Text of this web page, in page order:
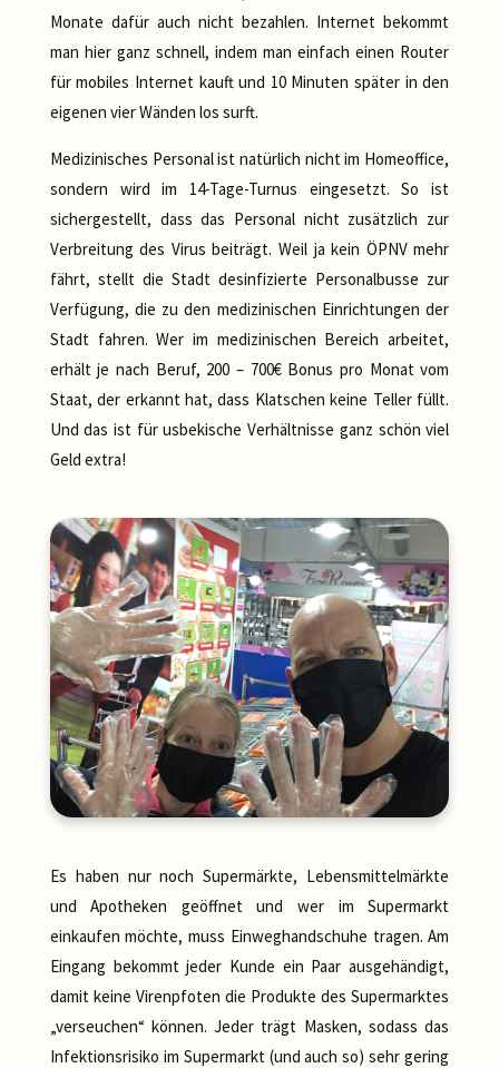
Monate dafür auch nicht bezahlen. Internet bekommt
man hier ganz schnell, indem man einfach einen Router
für mobiles Internet kauft und 10 Minuten später in den
eigenen vier Wänden los surft.
Medizinisches Personal ist natürlich nicht im Homeoffice,
sondern wird im 14-Tage-Turnus eingesetzt. So ist
sichergestellt, dass das Personal nicht zusätzlich zur
Verbreitung des Virus beiträgt. Weil ja kein ÖPNV mehr
fährt, stellt die Stadt desinfizierte Personalbusse zur
Verfügung, die zu den medizinischen Einrichtungen der
Stadt fahren. Wer im medizinischen Bereich arbeitet,
erhält je nach Beruf, 200 – 700€ Bonus pro Monat vom
Staat, der erkannt hat, dass Klatschen keine Teller füllt.
Und das ist für usbekische Verhältnisse ganz schön viel
Geld extra!
Es haben nur noch Supermärkte, Lebensmittelmärkte
und Apotheken geöffnet und wer im Supermarkt
einkaufen möchte, muss Einweghandschuhe tragen. Am
Eingang bekommt jeder Kunde ein Paar ausgehändigt,
damit keine Virenpfoten die Produkte des Supermarktes
„verseuchen“ können. Jeder trägt Masken, sodass das
Infektionsrisiko im Supermarkt (und auch so) sehr gering